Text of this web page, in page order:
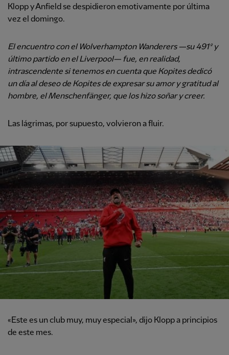
Klopp y Anfield se despidieron emotivamente por última
vez el domingo.
El encuentro con el Wolverhampton Wanderers —su 491º y
último partido en el Liverpool— fue, en realidad,
intrascendente si tenemos en cuenta que Kopites dedicó
un día al deseo de Kopites de expresar su amor y gratitud al
hombre, el Menschenfänger, que los hizo soñar y creer.
Las lágrimas, por supuesto, volvieron a fluir.
«Este es un club muy, muy especial», dijo Klopp a principios
de este mes.